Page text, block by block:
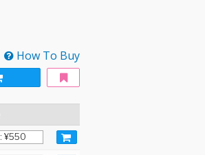
How To Buy